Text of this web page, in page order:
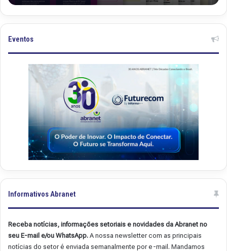
Eventos
Informativos Abranet
Receba notícias, informações setoriais e novidades da Abranet no
seu E-mail e/ou WhatsApp. A nossa newsletter com as principais
notícias do setor é enviada semanalmente por e-mail. Mandamos